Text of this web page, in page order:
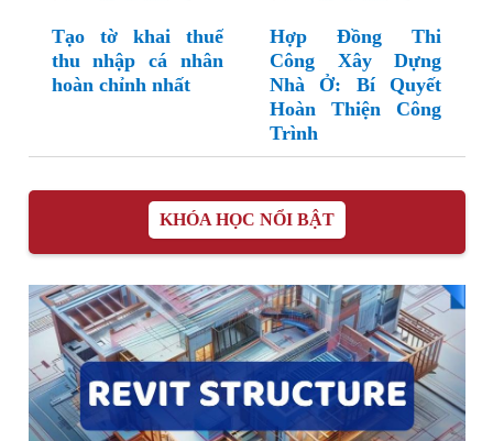
Tạo tờ khai thuế
thu nhập cá nhân
hoàn chỉnh nhất
Hợp Đồng Thi
Công Xây Dựng
Nhà Ở: Bí Quyết
Hoàn Thiện Công
Trình
KHÓA HỌC NỔI BẬT